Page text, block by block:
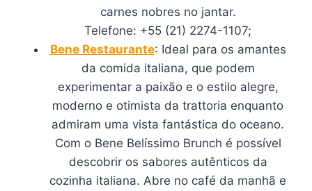
carnes nobres no jantar.
Telefone: +55 (21) 2274-1107;
Bene Restaurante: Ideal para os amantes
da comida italiana, que podem
experimentar a paixão e o estilo alegre,
moderno e otimista da trattoria enquanto
admiram uma vista fantástica do oceano.
Com o Bene Belíssimo Brunch é possível
descobrir os sabores autênticos da
cozinha italiana. Abre no café da manhã e